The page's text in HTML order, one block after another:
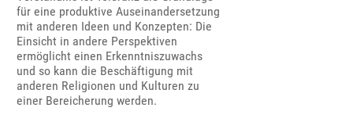
für eine produktive Auseinandersetzung
mit anderen Ideen und Konzepten: Die
Einsicht in andere Perspektiven
ermöglicht einen Erkenntniszuwachs
und so kann die Beschäftigung mit
anderen Religionen und Kulturen zu
einer Bereicherung werden.